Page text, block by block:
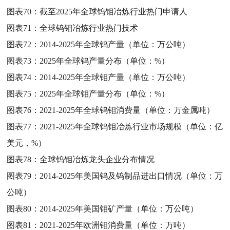
图表70：截至2025年全球钨钼冶炼行业热门申请人
图表71：全球钨钼冶炼行业热门技术
图表72： 2014-2025年全球钨产量（单位：万公吨）
图表73： 2025年全球钨产量分布（单位：%）
图表74： 2014-2025年全球钼产量（单位：万公吨）
图表75： 2025年全球钼产量分布（单位：%）
图表76： 2021-2025年全球钨钼消费量（单位：万金属吨）
图表77： 2021-2025年全球钨钼冶炼行业市场规模（单位：亿
美元，%）
图表78：全球钨钼冶炼龙头企业分布情况
图表79： 2014-2025年美国钨及钨制品进出口情况（单位：万
公吨）
图表80： 2014-2025年美国钼矿产量（单位：万公吨）
图表81： 2021-2025年欧洲钼消费量（单位：万吨）